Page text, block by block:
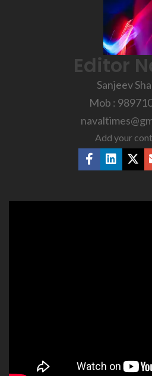
Editor
Sanjeev
Mob :
Add your